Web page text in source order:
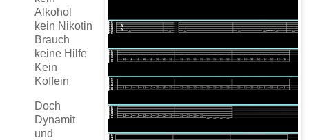
Alkohol
kein Nikotin
Brauch
keine Hilfe
Kein
Koffein
Doch
Dynamit
und